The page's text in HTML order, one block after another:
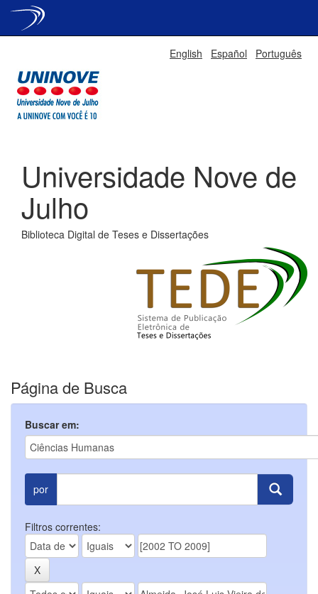
English Español Português
Universidade Nove de
Julho
Biblioteca Digital de Teses e Dissertações
Página de Busca
Buscar em:
por
Filtros correntes: